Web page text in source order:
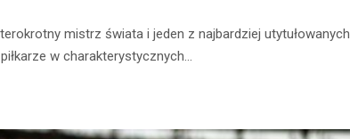
mistrz świata i jeden z najbardziej utytułowanych
w charakterystycznych…